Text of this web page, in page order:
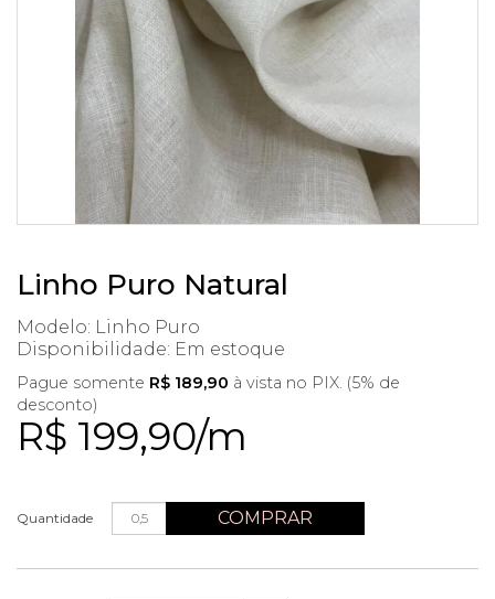
Linho Puro Natural
Modelo: Linho Puro
Disponibilidade: Em estoque
R$ 199,90/m
Pague somente R$ 189,90 à vista no PIX. (5% de
desconto)
Quantidade COMPRAR